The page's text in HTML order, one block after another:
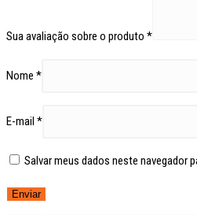
Sua avaliação sobre o produto *
Nome *
E-mail *
Salvar meus dados neste navegador